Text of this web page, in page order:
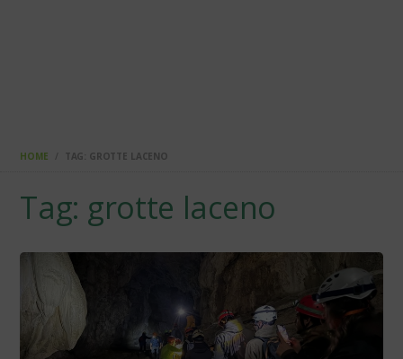
HOME TAG: GROTTE LACENO
Tag: grotte laceno